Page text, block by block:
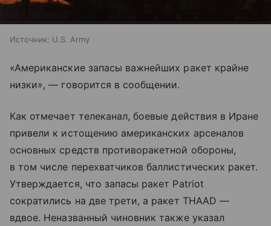
Источник: U.S. Army
«Американские запасы важнейших ракет крайне
низки», — говорится в сообщении.
Как отмечает телеканал, боевые действия в Иране
привели к истощению американских арсеналов
основных средств противоракетной обороны,
в том числе перехватчиков баллистических ракет.
Утверждается, что запасы ракет Patriot
сократились на две трети, а ракет THAAD —
вдвое. Неназванный чиновник также указал